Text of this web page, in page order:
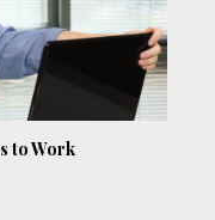
to Work